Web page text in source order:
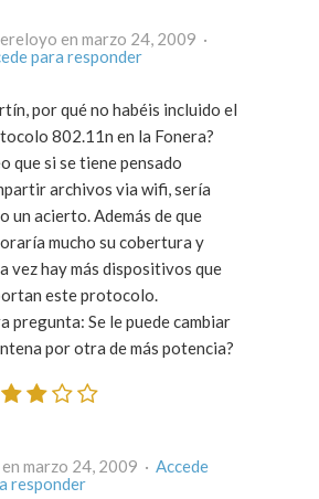
supereloyo en marzo 24, 2009 ·
para responder
por qué no habéis incluido el
802.11n en la Fonera?
que si se tiene pensado
archivos via wifi, sería
un acierto. Además de que
mucho su cobertura y
vez hay más dispositivos que
este protocolo.
pregunta: Se le puede cambiar
por otra de más potencia?
bar en marzo 24, 2009 · Accede
responder